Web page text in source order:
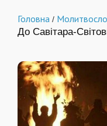
Головна /
До Савітара-